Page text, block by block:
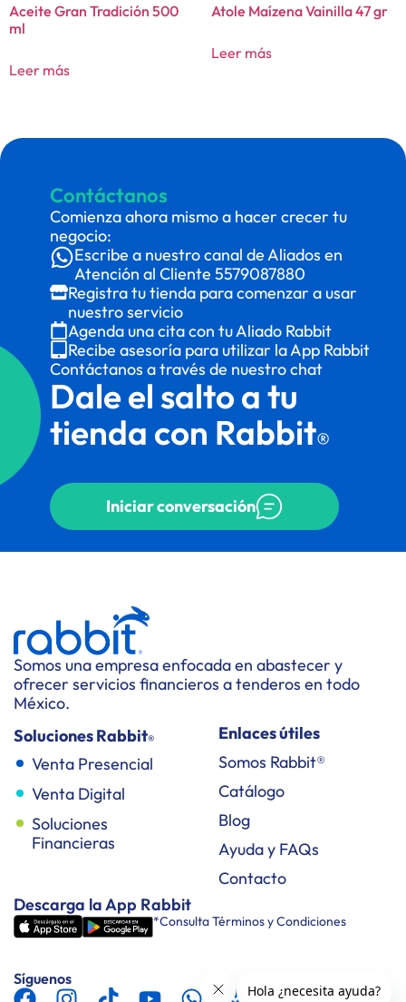
Aceite Gran Tradición 500
ml
Leer más
Atole Maízena Vainilla 47 gr
Leer más
Contáctanos
Comienza ahora mismo a hacer crecer tu
negocio:
Escribe a nuestro canal de Aliados en
Atención al Cliente 5579087880
Registra tu tienda para comenzar a usar
nuestro servicio
Agenda una cita con tu Aliado Rabbit
Recibe asesoría para utilizar la App Rabbit
Contáctanos a través de nuestro chat
Dale el salto a tu
tienda con Rabbit®
Iniciar conversación
Somos una empresa enfocada en abastecer y
ofrecer servicios financieros a tenderos en todo
México.
Soluciones Rabbit®
Venta Presencial
Venta Digital
Soluciones
Financieras
Enlaces útiles
Somos Rabbit®
Catálogo
Blog
Ayuda y FAQs
Contacto
Descarga la App Rabbit
*Consulta Términos y Condiciones
Síguenos